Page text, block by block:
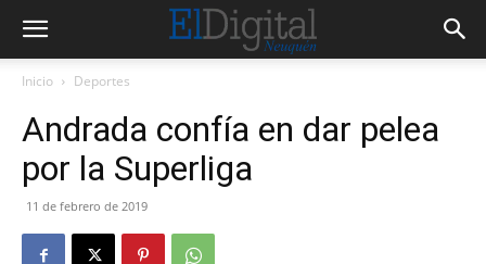
Inicio Deportes
Andrada confía en dar pelea
por la Superliga
11 de febrero de 2019